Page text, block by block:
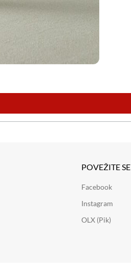
POVEŽITE SE
Facebook
Instagram
OLX (Pik)